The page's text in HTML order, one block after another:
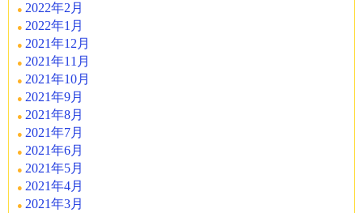
2022年2月
2022年1月
2021年12月
2021年11月
2021年10月
2021年9月
2021年8月
2021年7月
2021年6月
2021年5月
2021年4月
2021年3月